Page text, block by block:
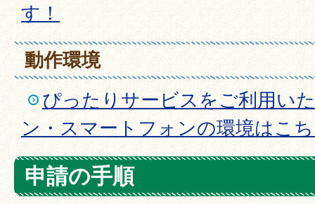
す！
動作環境
ぴったりサービスをご利用い
ン・スマートフォンの環境はこ
申請の手順